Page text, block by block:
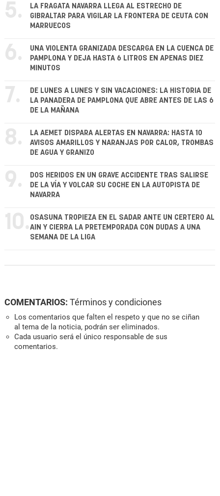
5.
LA FRAGATA NAVARRA LLEGA AL ESTRECHO DE
GIBRALTAR PARA VIGILAR LA FRONTERA DE CEUTA CON
MARRUECOS
6.
UNA VIOLENTA GRANIZADA DESCARGA EN LA CUENCA DE
PAMPLONA Y DEJA HASTA 6 LITROS EN APENAS DIEZ
MINUTOS
7.
DE LUNES A LUNES Y SIN VACACIONES: LA HISTORIA DE
LA PANADERA DE PAMPLONA QUE ABRE ANTES DE LAS 6
DE LA MAÑANA
8.
LA AEMET DISPARA ALERTAS EN NAVARRA: HASTA 10
AVISOS AMARILLOS Y NARANJAS POR CALOR, TROMBAS
DE AGUA Y GRANIZO
9.
DOS HERIDOS EN UN GRAVE ACCIDENTE TRAS SALIRSE
DE LA VÍA Y VOLCAR SU COCHE EN LA AUTOPISTA DE
NAVARRA
10. OSASUNA TROPIEZA EN EL SADAR ANTE UN CERTERO AL
AIN Y CIERRA LA PRETEMPORADA CON DUDAS A UNA
SEMANA DE LA LIGA
COMENTARIOS: Términos y condiciones
Los comentarios que falten el respeto y que no se ciñan
al tema de la noticia, podrán ser eliminados.
Cada usuario será el único responsable de sus
comentarios.